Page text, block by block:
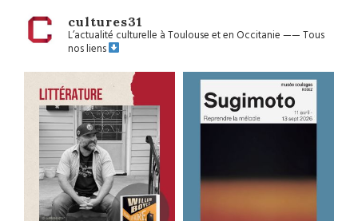
cultures31
L’actualité culturelle à Toulouse et en Occitanie——Tous
nos liens